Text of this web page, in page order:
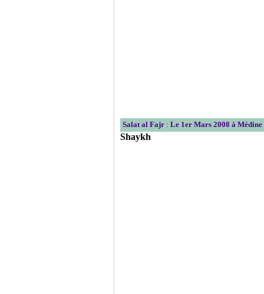
Salat al Fajr : Le 1er Mars 2008 à Médine
Shaykh